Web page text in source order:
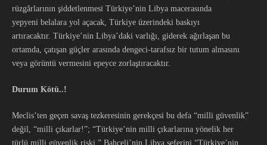
rüzgârlarının şiddetlenmesi Türkiye’nin Libya macerasında
yepyeni belalara yol açacak, Türkiye üzerindeki baskıyı
artıracaktır. Türkiye’nin Libya’daki varlığı, giderek ağırlaşan bu
ortamda, çatışan güçler arasında dengeci-tarafsız bir tutum almasını
veya görüntü vermesini epeyce zorlaştıracaktır.
Durum Kötü..!
Meclis’ten geçen savaş tezkeresinin gerekçesi bu defa “milli güvenlik”
değil, “milli çıkarlar!”; “Türkiye’nin milli çıkarlarına yönelik her
türlü milli güvenlik riski.” Bahçeli’nin Libya seferini “Türkiye’nin